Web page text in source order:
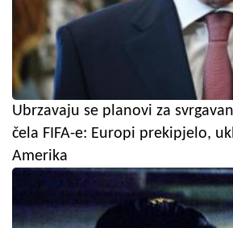
Ubrzavaju se planovi za
čela FIFA-e: Europi prekipjelo,
Amerika